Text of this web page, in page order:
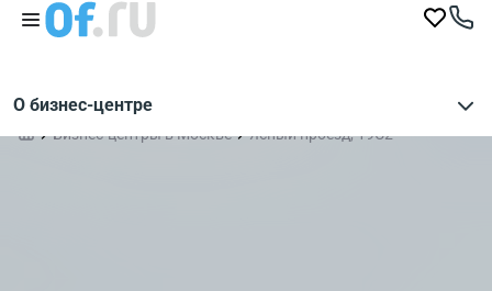
О бизнес-центре
Бизнес-центры в Москве Ясный проезд, 19С2